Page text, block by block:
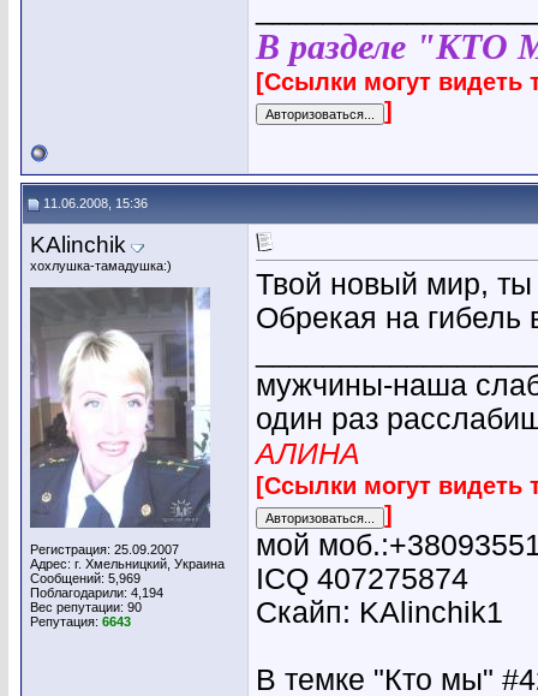
В разделе
[Ссылки могут видеть
]
11.06.2008, 15:36
KAlinchik
хохлушка-тамадушка:)
Регистрация: 25.09.2007
Адрес: г. Хмельницкий, Украина
Сообщений: 5,969
Поблагодарили: 4,194
Вес репутации: 90
Репутация: 6643
Твой новый мир, ты
Обрекая на гибель
мужчины-наша
один раз
АЛИНА
[Ссылки могут видеть
]
мой
ICQ 407275874
Скайп: KAlinchik1
В темке "Кто мы"